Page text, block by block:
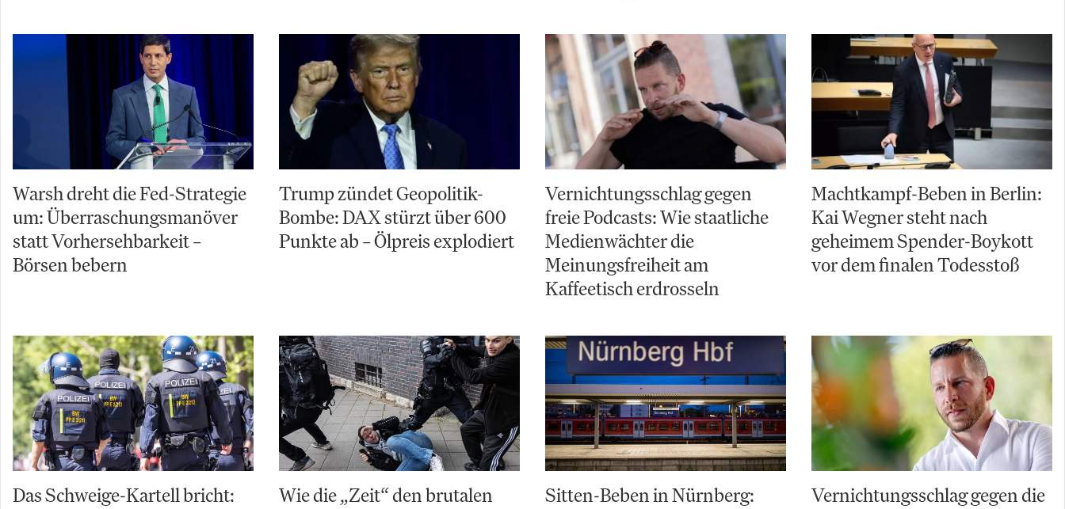
Warsh dreht die Fed-Strategie
um: Überraschungsmanöver
statt Vorhersehbarkeit –
Börsen bebern
Trump zündet Geopolitik-
Bombe: DAX stürzt über 600
Punkte ab – Ölpreis explodiert
Vernichtungsschlag gegen
freie Podcasts: Wie staatliche
Medienwächter die
Meinungsfreiheit am
Kaffeetisch erdrosseln
Machtkampf-Beben in Berlin:
Kai Wegner steht nach
geheimem Spender-Boykott
vor dem finalen Todesstoß
Das Schweige-Kartell bricht:
Wie die „Zeit“ den brutalen
Sitten-Beben in Nürnberg:
Vernichtungsschlag gegen die